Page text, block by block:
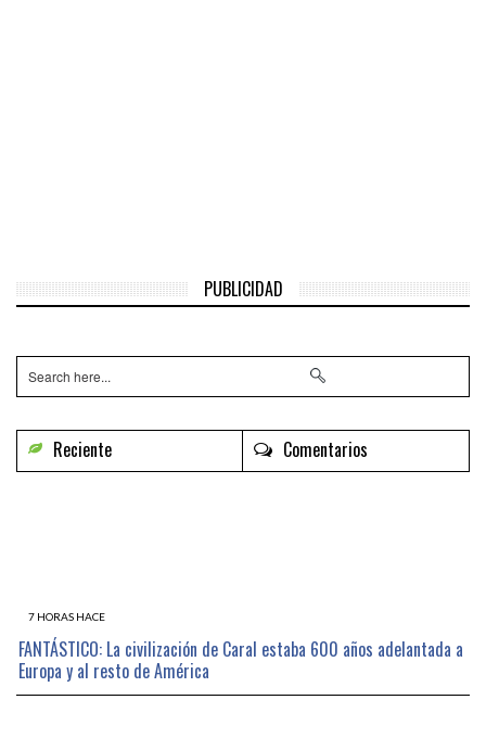
PUBLICIDAD
Reciente Comentarios
7 HORAS HACE
FANTÁSTICO: La civilización de Caral estaba 600 años adelantada a
Europa y al resto de América